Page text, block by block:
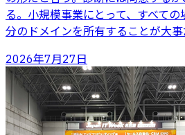
る。小規模事業にとって、すべて
分のドメインを所有することが大事
2026年7月27日